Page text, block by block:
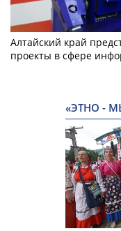
Алтайский край
проекты в сфере
«ЭТНО -